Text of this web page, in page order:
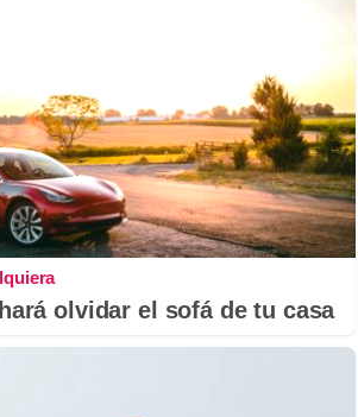
olvidar el sofá de tu casa